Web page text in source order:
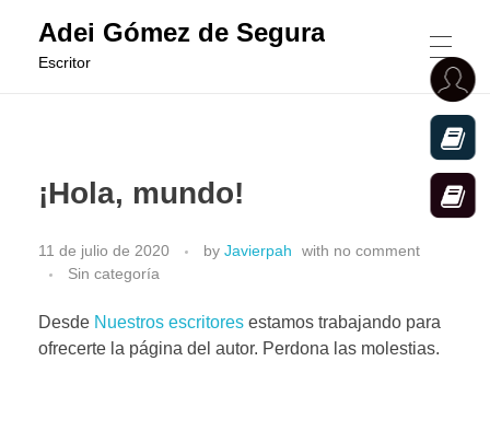
Adei Gómez de Segura
Escritor
ALGUNAS SOMBRAS DE MI CAJÓN
¡Hola, mundo!
11 de julio de 2020 by Javierpah with no comment
Sin categoría
Desde Nuestros escritores estamos trabajando para
ofrecerte la página del autor. Perdona las molestias.